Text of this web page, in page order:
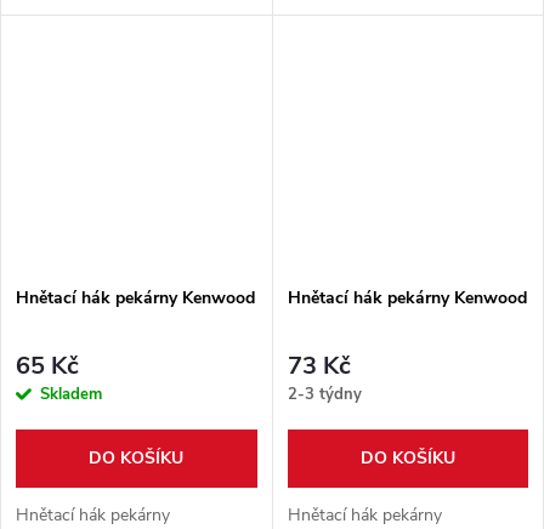
Hnětací hák pekárny Kenwood
65 Kč
Skladem
DO KOŠÍKU
Hnětací hák pekárny
Hnětací hák pekárny Kenwood
73 Kč
2-3 týdny
DO KOŠÍKU
Hnětací hák pekárny